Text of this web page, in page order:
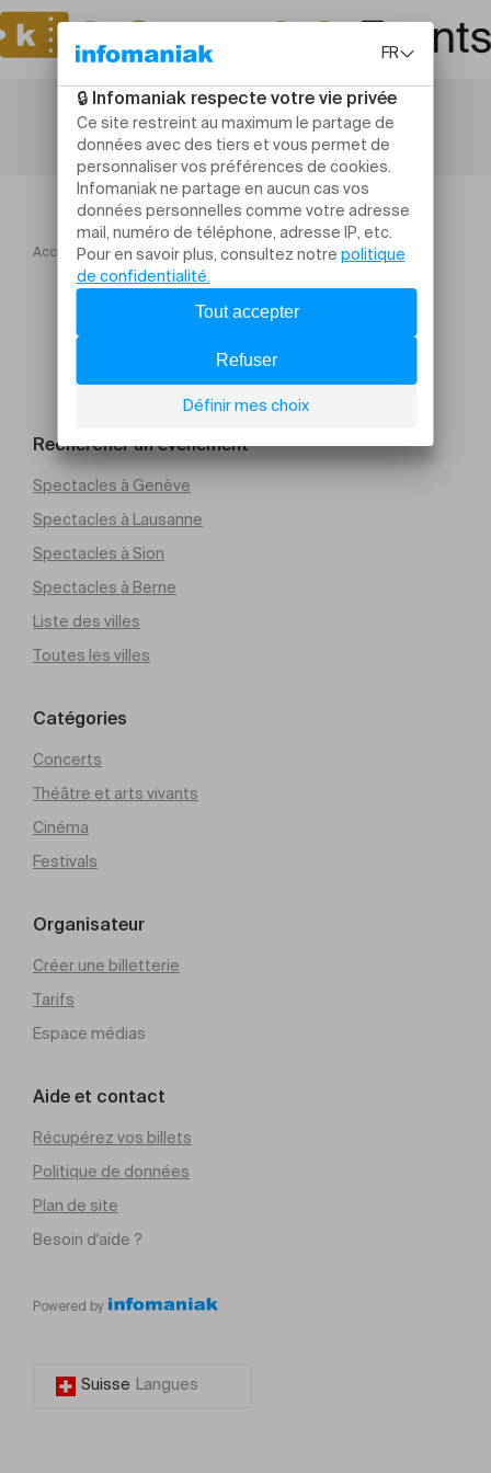
Accueil Sietze de Vries
Rechercher un évènement
Spectacles à Genève
Spectacles à Lausanne
Spectacles à Sion
Spectacles à Berne
Liste des villes
Toutes les villes
Catégories
Concerts
Théâtre et arts vivants
Cinéma
Festivals
Organisateur
Créer une billetterie
Tarifs
Espace médias
Aide et contact
Récupérez vos billets
Politique de données
Plan de site
Besoin d'aide ?
Powered by
Suisse Langues